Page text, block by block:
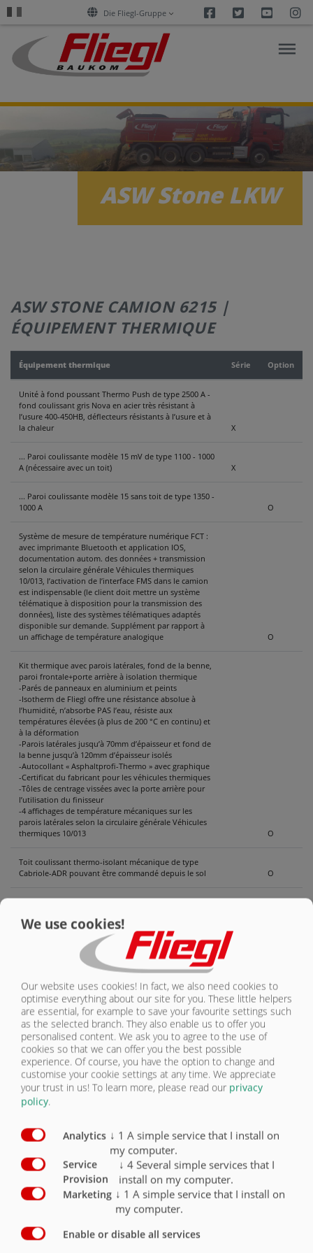
Die Fliegl-Gruppe Facebook
Twitter
RECHERCHE
SUR
ENTREPRISE
ASW Stone LKW
ASW STONE CAMION 6215 |
ÉQUIPEMENT THERMIQUE
Équipement thermique Série Option
Unité à fond poussant Thermo Push de type 2500 A -
fond coulissant gris Nova en acier très résistant à
l’usure 400-450HB, déflecteurs résistants à l’usure et à
la chaleur
X
... Paroi coulissante modèle 15 mV de type 1100 - 1000
A (nécessaire avec un toit)
X
... Paroi coulissante modèle 15 sans toit de type 1350 -
1000 A
O
Système de mesure de température numérique FCT :
avec imprimante Bluetooth et application IOS,
documentation autom. des données + transmission
selon la circulaire générale Véhicules thermiques
10/013, l’activation de l’interface FMS dans le camion
est indispensable (le client doit mettre un système
télématique à disposition pour la transmission des
données), liste des systèmes télématiques adaptés
disponible sur demande. Supplément par rapport à
un affichage de température analogique
O
Kit thermique avec parois latérales, fond de la benne,
paroi frontale+porte arrière à isolation thermique
-Parés de panneaux en aluminium et peints
-Isotherm de Fliegl offre une résistance absolue à
l’humidité, n’absorbe PAS l’eau, résiste aux
températures élevées (à plus de 200 °C en continu) et
à la déformation
-Parois latérales jusqu’à 70mm d’épaisseur et fond de
la benne jusqu’à 120mm d’épaisseur isolés
-Autocollant « Asphaltprofi-Thermo » avec graphique
-Certificat du fabricant pour les véhicules thermiques
-Tôles de centrage vissées avec la porte arrière pour
l’utilisation du finisseur
-4 affichages de température mécaniques sur les
parois latérales selon la circulaire générale Véhicules
thermiques 10/013
O
Toit coulissant thermo-isolant mécanique de type
Cabriole-ADR pouvant être commandé depuis le sol
O
Toit coulissant thermo-isolant de type Cabriole-ADR
Sans montage de toit, 4 profils en Z détachés
ÉQUIPEMENT THERMIQUE
ASW STONE CAMION 6215
| CHÂSSIS/HYDRAULIQUE
Châssis/hydraulique Série Option
Kit sans sous-châssis pour montage autonome, sans
ailes de protection
Kit avec sous-châssis universel Onroad brut (sans
apprêt), sans ailes de protection, largeur extérieure du
sous-châssis env. 830 mm, hauteur env. 240 mm avec
attaches de la benne
We use cookies!
Our website uses cookies! In fact, we also need cookies to
optimise everything about our site for you. These little helpers
are essential, for example to save your favourite settings such
as the selected branch. They also enable us to offer you
personalised content. We ask you to agree to the use of
cookies so that we can offer you the best possible
experience. Of course, you have the option to change and
customise your cookie settings at any time. We appreciate
your trust in us! To learn more, please read our privacy
policy.
Analytics ↓ 1 A simple service that I install on
my computer.
Service
Provision
↓ 4 Several simple services that I
install on my computer.
Marketing ↓ 1 A simple service that I install on
my computer.
Enable or disable all services